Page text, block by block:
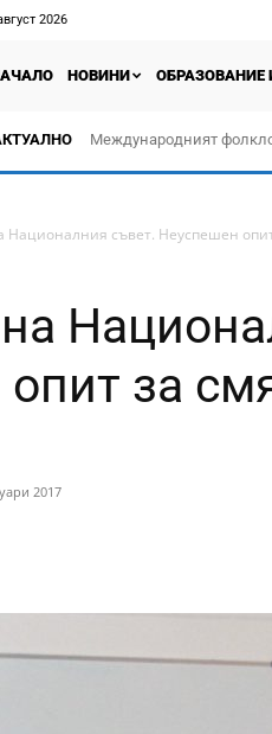
2026
НОВИНИ ОБРАЗОВАНИЕ
Международният
Националния съвет. Неуспешен
за
2017